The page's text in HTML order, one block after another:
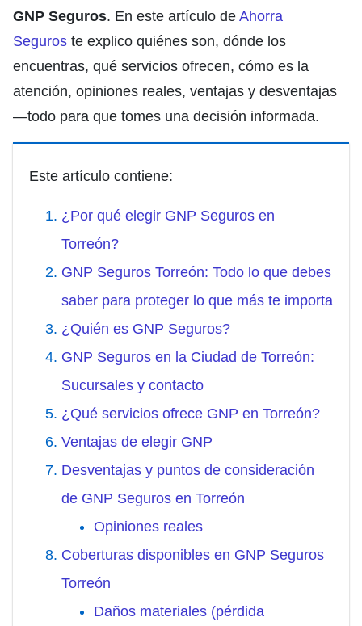
GNP Seguros. En este artículo de Ahorra
Seguros te explico quiénes son, dónde los
encuentras, qué servicios ofrecen, cómo es la
atención, opiniones reales, ventajas y desventajas
—todo para que tomes una decisión informada.
Este artículo contiene:
¿Por qué elegir GNP Seguros en
Torreón?
GNP Seguros Torreón: Todo lo que debes
saber para proteger lo que más te importa
¿Quién es GNP Seguros?
GNP Seguros en la Ciudad de Torreón:
Sucursales y contacto
¿Qué servicios ofrece GNP en Torreón?
Ventajas de elegir GNP
Desventajas y puntos de consideración
de GNP Seguros en Torreón
Opiniones reales
Coberturas disponibles en GNP Seguros
Torreón
Daños materiales (pérdida